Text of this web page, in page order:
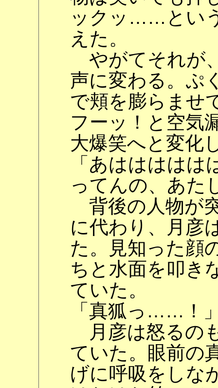
ックッ……とい
えた。
やがてそれが
声に変わる。
で頬を膨らませ
フーッ！と空気
大爆笑へと変化
「あはははは
ってんの、あた
背後の人物が
に代わり、月彦
た。見知った顔
ちと水面を叩き
ていた。
「真狐っ……！
月彦は怒るの
ていた。眼前の
げに呼吸をしな